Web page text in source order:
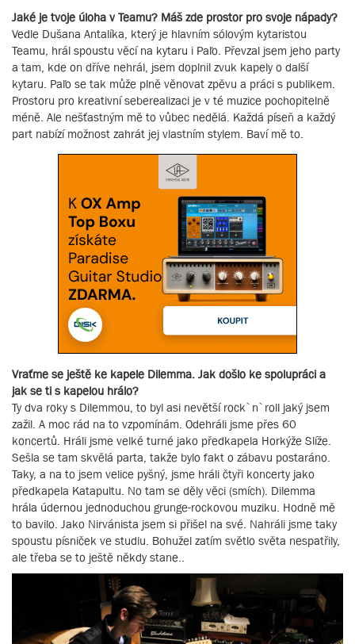
Jaké je tvoje úloha v Teamu? Máš zde prostor pro svoje nápady?
Vedle Dušana Antalíka, který je hlavním sólovým kytaristou
Teamu, hrál spoustu věcí na kytaru i Paľo. Převzal jsem jeho party
a tam, kde on dříve nehrál, jsem doplnil zvuk kapely o další
kytaru. Paľo se tak může plně věnovat zpěvu a práci s publikem.
Prostoru pro kreativní seberealizaci je v té muzice pochopitelně
méně. Ale nešťastným mě to vůbec nedělá. Každá píseň a každý
part nabízí možnost zahrát jej vlastním stylem. Baví mě to.
Vraťme se ještě ke kapele Dilemma. Jak došlo ke spolupráci a
jak se ti s kapelou hrálo?
Ty dva roky s Dilemmou, to byl asi nevětší rock`n`roll jaký jsem
zažil. A moc rád na to vzpomínám. Odehráli jsme přes 60
koncertů. Hráli jsme velké turné jako předkapela Horkýže Slíže.
Sešla se tam skvělá parta, takže bylo fakt o zábavu postaráno.
Taky, a na to jsem velice pyšný, jsme hráli čtyři koncerty jako
předkapela Katapultu. No tam se děly věci (smích). Dilemma
hrála údernou jednoduchou grunge-rockovou muziku. Hodně mě
to bavilo. Jako Nirvánista jsem si přišel na své. Nahráli jsme taky
spoustu písniček ve studiu. Bohužel zatím světlo světa nespatřily,
ale třeba se to ještě někdy stane..